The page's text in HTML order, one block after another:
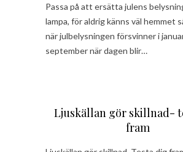
Passa på att ersätta julens
lampa, för aldrig känns väl hemmet
när julbelysningen försvinner i
september när dagen blir…
Ljuskällan gör skillnad-
fram